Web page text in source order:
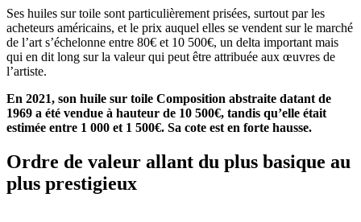
Ses huiles sur toile sont particulièrement prisées, surtout par les
acheteurs américains, et le prix auquel elles se vendent sur le marché
de l’art s’échelonne entre 80€ et 10 500€, un delta important mais
qui en dit long sur la valeur qui peut être attribuée aux œuvres de
l’artiste.
En 2021, son huile sur toile Composition abstraite datant de
1969 a été vendue à hauteur de 10 500€, tandis qu’elle était
estimée entre 1 000 et 1 500€. Sa cote est en forte hausse.
Ordre de valeur allant du plus basique au
plus prestigieux